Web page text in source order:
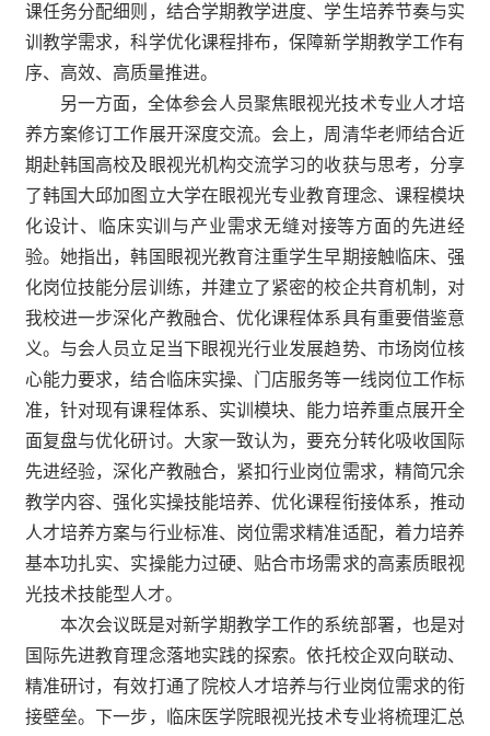
课任务分配细则，结合学期教学进度、学生培养节奏与实
训教学需求，科学优化课程排布，保障新学期教学工作有
序、高效、高质量推进。
另一方面，全体参会人员聚焦眼视光技术专业人才培
养方案修订工作展开深度交流。会上，周清华老师结合近
期赴韩国高校及眼视光机构交流学习的收获与思考，分享
了韩国 大邱加图立大学在眼视光专业教育理念、课程模块
化设计、临床实训与产业需求无缝对接等方面的先进经
验。她指出，韩国眼视光教育注重学生早期接触临床、强
化岗位技能分层训练，并建立了紧密的校企共育机制，对
我校进一步深化产教融合、优化课程体系具有重要借鉴意
义。与会人员立足当下眼视光行业发展趋势、市场岗位核
心能力要求，结合临床实操、门店服务等一线岗位工作标
准，针对现有课程体系、实训模块、能力培养重点展开全
面复盘与优化研讨。大家一致认为，要充分转化吸收国际
先进经验，深化产教融合，紧扣行业岗位需求，精简冗余
教学内容、强化实操技能培养、优化课程衔接体系，推动
人才培养方案与行业标准、岗位需求精准适配，着力培养
基本功扎实、实操能力过硬、贴合市场需求的高素质眼视
光技术技能型人才。
本次会议既是对新学期教学工作的系统部署，也是对
国际先进教育理念落地实践的探索。依托校企双向联动、
精准研讨，有效打通了院校人才培养与行业岗位需求的衔
接壁垒。下一步，临床医学院眼视光技术专业将梳理汇总